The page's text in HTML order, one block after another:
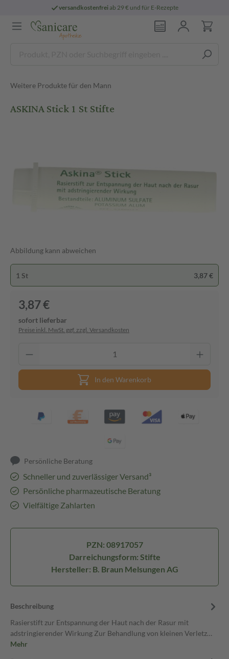
versandkostenfreiab 29 € und für E-Rezepte
Weitere Produkte für den Mann
ASKINA Stick 1 St Stifte
Abbildung kann abweichen
1 St 3,87 €
3,87 €
sofort lieferbar
Preise inkl. MwSt. ggf. zzgl. Versandkosten
In den Warenkorb
Persönliche Beratung
Schneller und zuverlässiger Versand³
Persönliche pharmazeutische Beratung
Vielfältige Zahlarten
PZN: 08917057
Darreichungsform: Stifte
Hersteller: B. Braun Melsungen AG
Beschreibung
Rasierstift zur Entspannung der Haut nach der Rasur mit
adstringierender Wirkung Zur Behandlung von kleinen Verletz…
Mehr